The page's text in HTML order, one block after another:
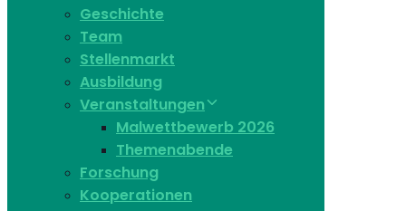
Geschichte
Team
Stellenmarkt
Ausbildung
Veranstaltungen
Malwettbewerb 2026
Themenabende
Forschung
Kooperationen